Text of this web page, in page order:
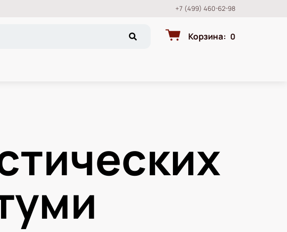
+7 (499) 460-62-98
Корзина: 0